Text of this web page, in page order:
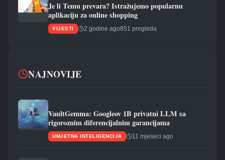
Je li Temu prevara? Istražujemo popularnu
aplikaciju za online shopping
VIJESTI 2 godine ago851 pregleda
NAJNOVIJE
VaultGemma: Googleov 1B privatni LLM sa
rigoroznim diferencijalnim garancijama
UMJETNA INTELIGENCIJA 11 mjeseci ago